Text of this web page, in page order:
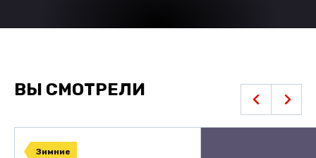
ВЫ СМОТРЕЛИ
Зимние